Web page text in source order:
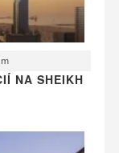
NA SHEIKH